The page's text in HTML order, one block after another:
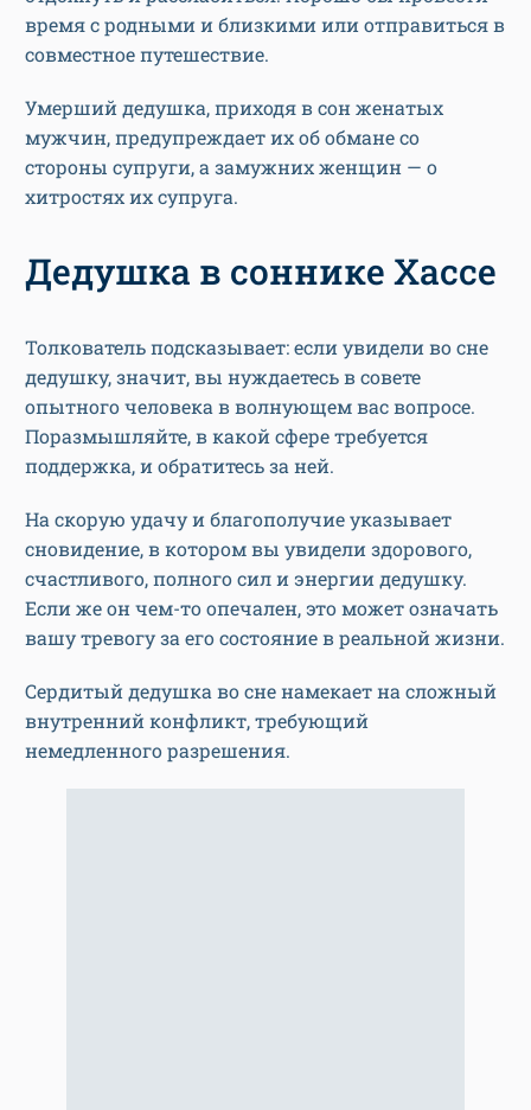
время с родными и близкими или отправиться в
совместное путешествие.
Умерший дедушка, приходя в сон женатых
мужчин, предупреждает их об обмане со
стороны супруги, а замужних женщин — о
хитростях их супруга.
Дедушка в соннике Хассе
Толкователь подсказывает: если увидели во сне
дедушку, значит, вы нуждаетесь в совете
опытного человека в волнующем вас вопросе.
Поразмышляйте, в какой сфере требуется
поддержка, и обратитесь за ней.
На скорую удачу и благополучие указывает
сновидение, в котором вы увидели здорового,
счастливого, полного сил и энергии дедушку.
Если же он чем-то опечален, это может означать
вашу тревогу за его состояние в реальной жизни.
Сердитый дедушка во сне намекает на сложный
внутренний конфликт, требующий
немедленного разрешения.